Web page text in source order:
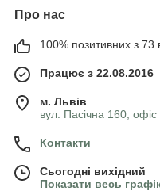
розчину в потрібному стані.
Які ж потрібно купити
протистояння
дрібнодисперсних
рівномірності
Розподільні елементи
Елементи контурів
Про нас
100% позитивних з 73
Працює з 22.08.2016
м. Львів
вул. Пасічна 160, офіс
Контакти
Сьогодні вихідний
Показати весь